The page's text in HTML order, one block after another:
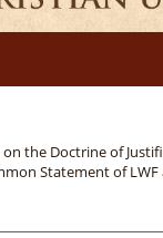
the Doctrine of
Statement of